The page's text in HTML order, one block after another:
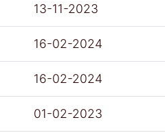
13-11-2023
16-02-2024
16-02-2024
01-02-2023